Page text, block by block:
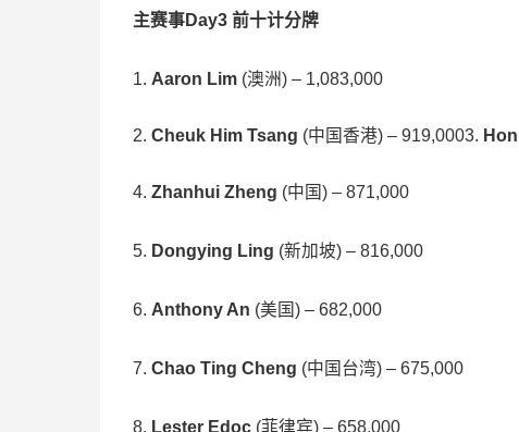
主赛事Day3 前十计分牌
1. Aaron Lim (澳洲) – 1,083,000
2. Cheuk Him Tsang (中国香港) – 919,0003.
4. Zhanhui Zheng (中国) – 871,000
5. Dongying Ling (新加坡) – 816,000
6. Anthony An (美国) – 682,000
7. Chao Ting Cheng (中国台湾) – 675,000
8. Lester Edoc (菲律宾) – 658,000